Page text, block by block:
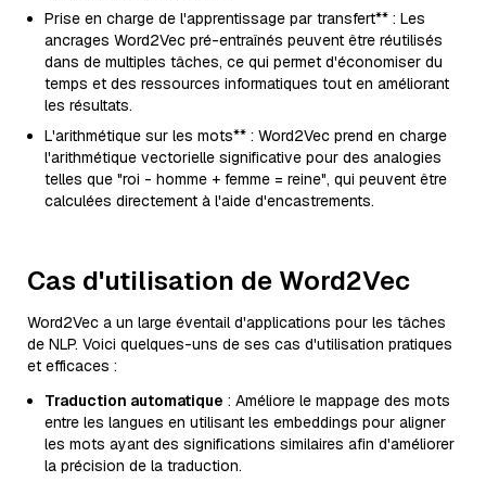
Prise en charge de l'apprentissage par transfert** : Les
ancrages Word2Vec pré-entraînés peuvent être réutilisés
dans de multiples tâches, ce qui permet d'économiser du
temps et des ressources informatiques tout en améliorant
les résultats.
L'arithmétique sur les mots** : Word2Vec prend en charge
l'arithmétique vectorielle significative pour des analogies
telles que "roi - homme + femme = reine", qui peuvent être
calculées directement à l'aide d'encastrements.
Cas d'utilisation de Word2Vec
Word2Vec a un large éventail d'applications pour les tâches
de NLP. Voici quelques-uns de ses cas d'utilisation pratiques
et efficaces :
Traduction automatique : Améliore le mappage des mots
entre les langues en utilisant les embeddings pour aligner
les mots ayant des significations similaires afin d'améliorer
la précision de la traduction.